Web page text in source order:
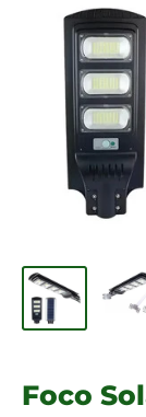
Foco